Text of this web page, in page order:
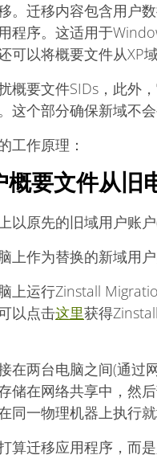
。迁移内容包含用户
程序。这适用于
可以将概要文件从XP
概要文件SIDs，此外
这个部分确保新域不会
工作原理：
概要文件从旧
以原先的旧域用户账
上作为替换的新域用
上运行Zinstall
以点击这里获得
在两台电脑之间(通过
储在网络共享中，然
同一物理机器上执行
算迁移应用程序，而